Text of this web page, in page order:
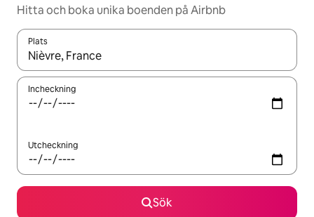
Hitta och boka unika boenden på Airbnb
Plats
När resultaten är tillgängliga kan du navigera med upp- och
Incheckning
Utcheckning
Sök